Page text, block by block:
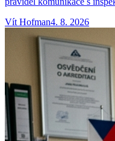
Vít Hofman4. 8. 2026